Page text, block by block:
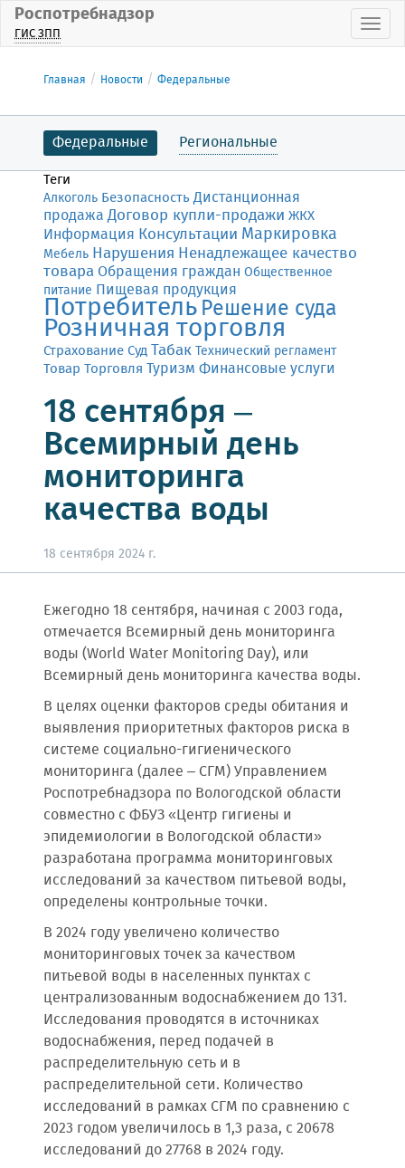
Роспотребнадзор
ГИС ЗПП
Главная Новости Федеральные
Федеральные Региональные
Теги
Алкоголь БезопасностьДистанционная
продажа Договор купли-продажи ЖКХ
Информация Консультации Маркировка
Мебель Нарушения Ненадлежащее качество
товара Обращения граждан Общественное
питание Пищевая продукция
ПотребительРешение суда
Розничная торговля
СтрахованиеСудТабакТехнический регламент
Товар Торговля Туризм Финансовые услуги
18 сентября –
Всемирный день
мониторинга
качества воды
18 сентября 2024 г.
Ежегодно 18 сентября, начиная с 2003 года,
отмечается Всемирный день мониторинга
воды (World Water Monitoring Day), или
Всемирный день мониторинга качества воды.
В целях оценки факторов среды обитания и
выявления приоритетных факторов риска в
системе социально-гигиенического
мониторинга (далее – СГМ) Управлением
Роспотребнадзора по Вологодской области
совместно с ФБУЗ «Центр гигиены и
эпидемиологии в Вологодской области»
разработана программа мониторинговых
исследований за качеством питьевой воды,
определены контрольные точки.
В 2024 году увеличено количество
мониторинговых точек за качеством
питьевой воды в населенных пунктах с
централизованным водоснабжением до 131.
Исследования проводятся в источниках
водоснабжения, перед подачей в
распределительную сеть и в
распределительной сети. Количество
исследований в рамках СГМ по сравнению с
2023 годом увеличилось в 1,3 раза, с 20678
исследований до 27768 в 2024 году.